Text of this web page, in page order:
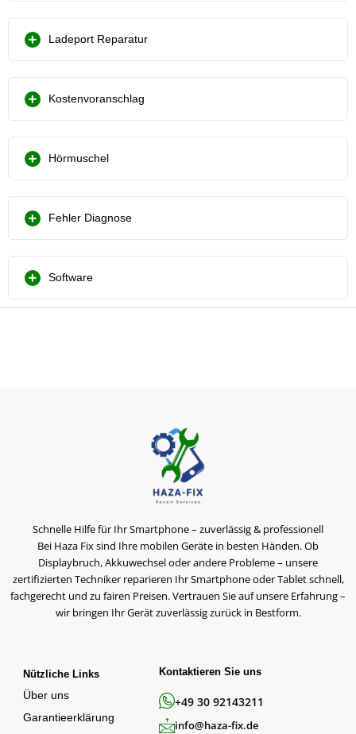
Ladeport Reparatur
Kostenvoranschlag
Hörmuschel
Fehler Diagnose
Software
Schnelle Hilfe für Ihr Smartphone – zuverlässig & professionell
Bei Haza Fix sind Ihre mobilen Geräte in besten Händen. Ob
Displaybruch, Akkuwechsel oder andere Probleme – unsere
zertifizierten Techniker reparieren Ihr Smartphone oder Tablet schnell,
fachgerecht und zu fairen Preisen. Vertrauen Sie auf unsere Erfahrung –
wir bringen Ihr Gerät zuverlässig zurück in Bestform.
Nützliche Links
Über uns
Garantieerklärung
Kontaktieren Sie uns
+49 30 92143211
info@haza-fix.de